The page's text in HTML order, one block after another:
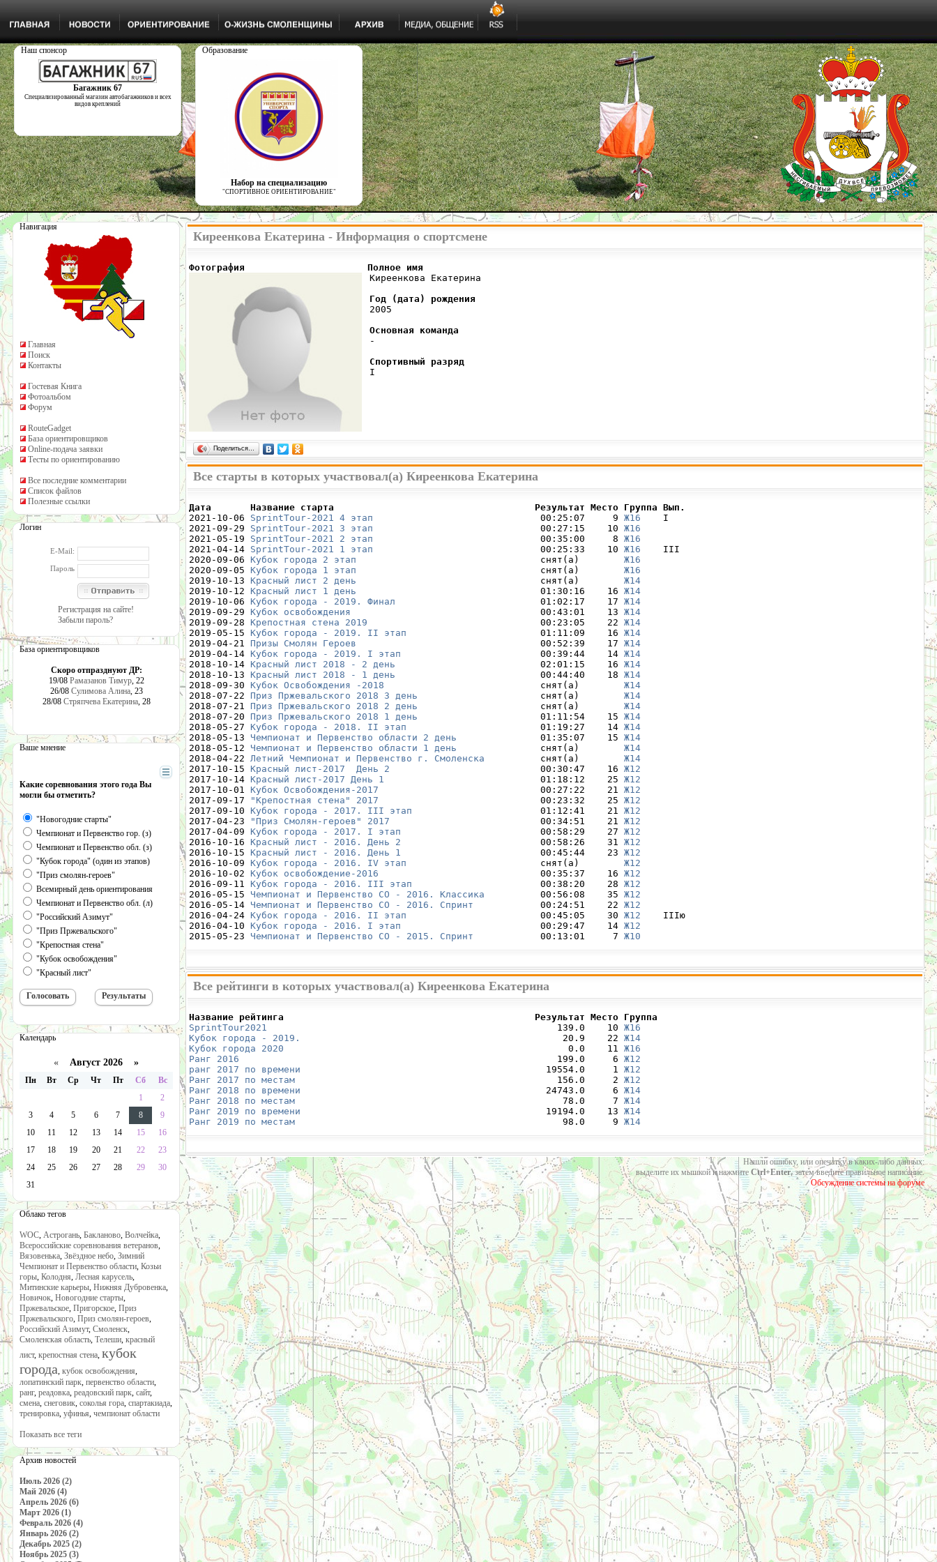
Наш спонсор
Багажник 67
Специализированный магазин автобагажников и всех
видов креплений
Образование
Набор на специализацию
"СПОРТИВНОЕ ОРИЕНТИРОВАНИЕ"
Навигация
Главная
Поиск
Контакты
Гостевая Книга
Фотоальбом
Форум
RouteGadget
База ориентировщиков
Online-подача заявки
Тесты по ориентированию
Все последние комментарии
Список файлов
Полезные ссылки
Логин
E-Mail:
Пароль
Регистрация на сайте!
Забыли пароль?
База ориентировщиков
Скоро отпразднуют ДР:
19/08 Рамазанов Тимур, 22
26/08 Сулимова Алина, 23
28/08 Стряпчева Екатерина, 28
Ваше мнение
Какие соревнования этого года Вы
могли бы отметить?
"Новогодние старты"
Чемпионат и Первенство гор. (з)
Чемпионат и Первенство обл. (з)
"Кубок города" (один из этапов)
"Приз смолян-героев"
Всемирный день ориентирования
Чемпионат и Первенство обл. (л)
"Российский Азимут"
"Приз Пржевальского"
"Крепостная стена"
"Кубок освобождения"
"Красный лист"
Календарь
« Август 2026 »
Пн Вт Ср Чт Пт Сб
Вс
1
2
3
4 5 6 7 8
9
10
11 12 13 14 15
16
17
18 19 20 21 22
23
24
25 26 27 28 29
30
31
Облако тегов
WOC, Астрогань, Бакланово, Волчейка,
Всероссийские соревнования ветеранов,
Вязовенька, Звёздное небо, Зимний
Чемпионат и Первенство области, Козьи
горы, Колодня, Лесная карусель,
Митинские карьеры, Нижняя Дубровенка,
Новичок, Новогодние старты,
Пржевальское, Пригорское, Приз
Пржевальского, Приз смолян-героев,
Российский Азимут, Смоленск,
Смоленская область, Телеши, красный
лист, крепостная стена, кубок
города, кубок освобождения,
лопатинский парк, первенство области,
ранг, реадовка, реадовский парк, сайт,
смена, снеговик, соколья гора, спартакиада,
тренировка, уфинья, чемпионат области
Показать все теги
Архив новостей
Июль 2026 (2)
Май 2026 (4)
Апрель 2026 (6)
Март 2026 (1)
Февраль 2026 (4)
Январь 2026 (2)
Декабрь 2025 (2)
Ноябрь 2025 (3)
Киреенкова Екатерина - Информация о спортсмене
Фотография                      Полное имя
Киреенкова Екатерина
Год (дата) рождения
2005
Основная команда
-
Спортивный разряд
I
Поделиться…
Все старты в которых участвовал(а) Киреенкова Екатерина
Дата       Название старта                                    Результат Место Группа Вып.
2021-10-06 SprintTour-2021 4 этап
                              00:25:07     9
Ж16
    I
2021-09-29 SprintTour-2021 3 этап
                              00:27:15    10
Ж16
2021-05-19 SprintTour-2021 2 этап
                              00:35:00     8
Ж16
2021-04-14 SprintTour-2021 1 этап
                              00:25:33    10
Ж16
    III
2020-09-06 Кубок города 2 этап
                                 снят(а)
Ж16
2020-09-05 Кубок города 1 этап
                                 снят(а)
Ж16
2019-10-13 Красный лист 2 день
                                 снят(а)
Ж14
2019-10-12 Красный лист 1 день
                                 01:30:16    16
Ж14
2019-10-06 Кубок города - 2019. Финал
                          01:02:17    17
Ж14
2019-09-29 Кубок освобождения
                                  00:43:01    13
Ж14
2019-09-28 Крепостная стена 2019
                               00:23:05    22
Ж14
2019-05-15 Кубок города - 2019. II этап
                        01:11:09    16
Ж14
2019-04-21 Призы Смолян Героев
                                 00:52:39    17
Ж14
2019-04-14 Кубок города - 2019. I этап
                         00:39:44    14
Ж14
2018-10-14 Красный лист 2018 - 2 день
                          02:01:15    16
Ж14
2018-10-13 Красный лист 2018 - 1 день
                          00:44:40    18
Ж14
2018-09-30 Кубок Освобождения -2018
                           снят(а)
Ж14
2018-07-22 Приз Пржевальского 2018 3 день
                      снят(а)
Ж14
2018-07-21 Приз Пржевальского 2018 2 день
                      снят(а)
Ж14
2018-07-20 Приз Пржевальского 2018 1 день
                      01:11:54    15
Ж14
2018-05-27 Кубок города - 2018. II этап
                        01:19:27    14
Ж14
2018-05-13 Чемпионат и Первенство области 2 день
               01:35:07    15
Ж14
2018-05-12 Чемпионат и Первенство области 1 день
               снят(а)
Ж14
2018-04-22 Летний Чемпионат и Первенство г. Смоленска
          снят(а)
Ж14
2017-10-15 Красный лист-2017  День 2
                           00:30:47    16
Ж12
2017-10-14 Красный лист-2017 День 1
                            01:18:12    25
Ж12
2017-10-01 Кубок Освобождения-2017
                             00:27:22    21
Ж12
2017-09-17
"Крепостная стена" 2017
                             00:23:32    25
Ж12
2017-09-10 Кубок города - 2017. III этап
                       01:12:41    21
Ж12
2017-04-23
"Приз Смолян-героев" 2017
                           00:34:51    21
Ж12
2017-04-09 Кубок города - 2017. I этап
                         00:58:29    27
Ж12
2016-10-16 Красный лист - 2016. День 2
                         00:58:26    31
Ж12
2016-10-15 Красный лист - 2016. День 1
                         00:45:44    23
Ж12
2016-10-09 Кубок города - 2016. IV этап
                        снят(а)
Ж12
2016-10-02 Кубок освобождение-2016
                             00:35:37    16
Ж12
2016-09-11 Кубок города - 2016. III этап
                       00:38:20    28
Ж12
2016-05-15 Чемпионат и Первенство СО - 2016. Классика
          00:56:08    35
Ж12
2016-05-14 Чемпионат и Первенство СО - 2016. Спринт
            00:24:51    22
Ж12
2016-04-24 Кубок города - 2016. II этап
                        00:45:05    30
Ж12
    IIIю
2016-04-10 Кубок города - 2016. I этап
                         00:29:47    14
Ж12
2015-05-23 Чемпионат и Первенство СО - 2015. Спринт
            00:13:01     7
Ж10
Все рейтинги в которых участвовал(а) Киреенкова Екатерина
Название рейтинга                                             Результат Место Группа
SprintTour2021
                                                    139.0    10
Ж16
Кубок города - 2019.
                                               20.9    22
Ж14
Кубок города 2020
                                                   0.0    11
Ж16
Ранг 2016
                                                         199.0     6
Ж12
ранг 2017 по времени
                                            19554.0     1
Ж12
Ранг 2017 по местам
                                               156.0     2
Ж12
Ранг 2018 по времени
                                            24743.0     6
Ж14
Ранг 2018 по местам
                                                78.0     7
Ж14
Ранг 2019 по времени
                                            19194.0    13
Ж14
Ранг 2019 по местам
                                                98.0     9
Ж14
Нашли ошибку, или опечатку в каких-либо данных:
выделите их мышкой и нажмите Ctrl+Enter, затем введите правильное написание.
Обсуждение системы на форуме